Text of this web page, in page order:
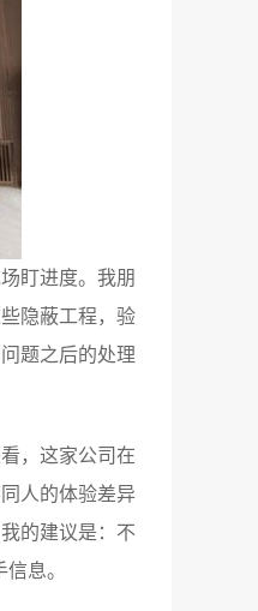
盯进度。我朋
隐蔽工程，验
题之后的处理
，这家公司在
人的体验差异
的建议是：不
息。